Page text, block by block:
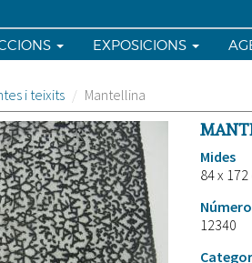
EXPOSICIONS
i teixits Mantellina
Mides
84 x
12340